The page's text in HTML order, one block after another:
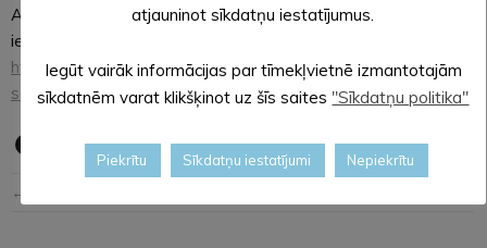
Ar starpinstitucionālās sadarbības grupas nolikumu var
iepazīties šeit:
https://aluksne.lv/index.php/pasvaldiba/starpinstitucionala-
sadarbibas-grupa/
← Iepriekšējā ziņa
atjauninot sīkdatņu iestatījumus.
Iegūt vairāk informācijas par tīmekļvietnē izmantotajām
sīkdatnēm varat klikšķinot uz šīs saites "Sīkdatņu politika"
Piekrītu Sīkdatņu iestatījumi Nepiekrītu